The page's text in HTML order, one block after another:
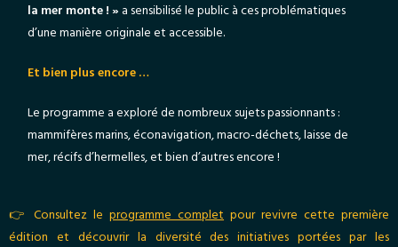
la mer monte ! » a sensibilisé le public à ces problématiques
d’une manière originale et accessible.
Et bien plus encore …
Le programme a exploré de nombreux sujets passionnants :
mammifères marins, éconavigation, macro-déchets, laisse de
mer, récifs d’hermelles, et bien d’autres encore !
👉 Consultez le programme complet pour revivre cette première
édition et découvrir la diversité des initiatives portées par les